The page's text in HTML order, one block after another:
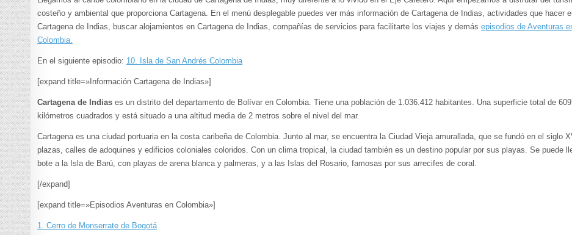
costeño y ambiental que proporciona Cartagena. En el menú desplegable puedes ver más información de Cartagena de Indias, actividades que hacer
Cartagena de Indias, buscar alojamientos en Cartagena de Indias, compañías de servicios para facilitarte los viajes y demásepisodios de Aventuras
Colombia.
En el siguiente episodio: 10. Isla de San Andrés Colombia
[expand title=»Información Cartagena de Indias»]
Cartagena de Indias es un distrito del departamento de Bolívar en Colombia. Tiene una población de 1.036.412 habitantes. Una superficie total de
kilómetros cuadrados y está situado a una altitud media de 2 metros sobre el nivel del mar.
Cartagena es una ciudad portuaria en la costa caribeña de Colombia. Junto al mar, se encuentra la Ciudad Vieja amurallada, que se fundó en el siglo
plazas, calles de adoquines y edificios coloniales coloridos. Con un clima tropical, la ciudad también es un destino popular por sus playas. Se puede
bote a la Isla de Barú, con playas de arena blanca y palmeras, y a las Islas del Rosario, famosas por sus arrecifes de coral.
[/expand]
[expand title=»Episodios Aventuras en Colombia»]
1. Cerro de Monserrate de Bogotá